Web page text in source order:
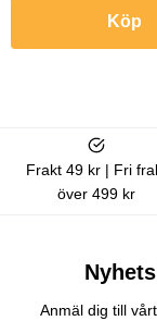
Köp
Frakt 49 kr | Fri
över 499 kr
Anmäl dig till